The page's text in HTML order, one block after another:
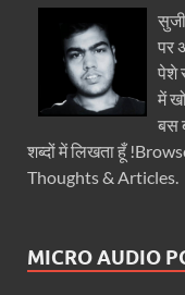
पर
पेशे
में
बस
शब्दों में लिखता हूँ
Thoughts & Articles.
MICRO AUDIO